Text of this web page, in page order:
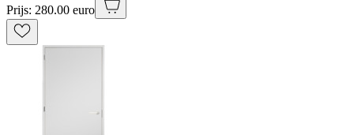
Prijs: 280.00 euro